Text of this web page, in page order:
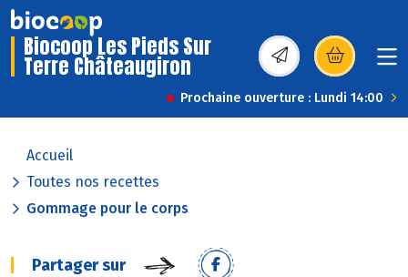
Biocoop Les Pieds Sur
Terre Châteaugiron (s’ouvre dans une
Prochaine ouverture : Lundi 14:00
Accueil
Toutes nos recettes
Gommage pour le corps
Partager sur